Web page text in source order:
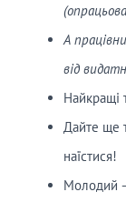
А
від
Найкращі
Дайте ще
наїстися!
Молодий